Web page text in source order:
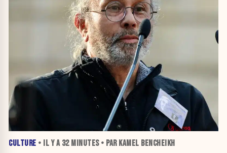
CULTURE • IL Y A 32 MINUTES• PAR KAMEL BENCHEIKH